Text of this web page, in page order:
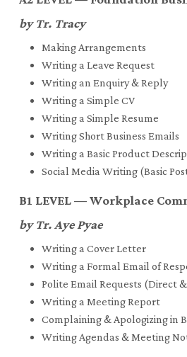
by Tr. Tracy
Making Arrangements
Writing a Leave Request
Writing an Enquiry & Reply
Writing a Simple CV
Writing a Simple Resume
Writing Short Business Emails
Writing a Basic Product
Social Media Writing (Basic
B1 LEVEL — Workplace
by Tr. Aye Pyae
Writing a Cover Letter
Writing a Formal Email of
Polite Email Requests (Direct
Writing a Meeting Report
Complaining & Apologizing in
Writing Agendas & Meeting